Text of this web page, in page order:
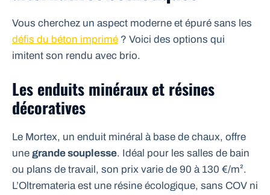
Vous cherchez un aspect moderne et épuré sans les
défis du béton imprimé ? Voici des options qui
imitent son rendu avec brio.
Les enduits minéraux et résines
décoratives
Le Mortex, un enduit minéral à base de chaux, offre
une grande souplesse. Idéal pour les salles de bain
ou plans de travail, son prix varie de 90 à 130 €/m².
L’Oltremateria est une résine écologique, sans COV ni